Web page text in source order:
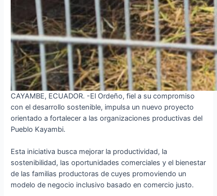
CAYAMBE, ECUADOR. -El Ordeño, fiel a su compromiso
con el desarrollo sostenible, impulsa un nuevo proyecto
orientado a fortalecer a las organizaciones productivas del
Pueblo Kayambi.
Esta iniciativa busca mejorar la productividad, la
sostenibilidad, las oportunidades comerciales y el bienestar
de las familias productoras de cuyes promoviendo un
modelo de negocio inclusivo basado en comercio justo.